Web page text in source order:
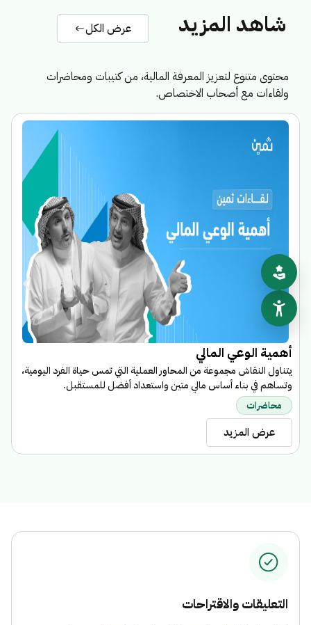
شاهد المزيد عرض الكل
محتوى متنوع لتعزيز المعرفة المالية، من كتيبات ومحاضرات
ولقاءات مع أصحاب الاختصاص.
أهمية الوعي المالي
يتناول النقاش مجموعة من المحاور العملية التي تمس حياة الفرد اليومية،
وتساهم في بناء أساس مالي متين واستعداد أفضل للمستقبل.
محاضرات
عرض المزيد
التعليقات والاقتراحات